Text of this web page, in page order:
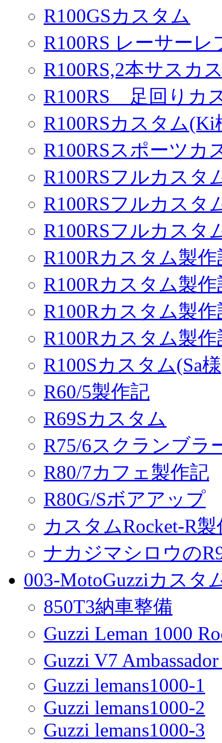
R100GSカスタム
R100RS レーサー
R100RS,2本サスカ
R100RS 足回りカ
R100RSカスタム(Ki
R100RSスポーツカ
R100RSフルカスタ
R100RSフルカスタ
R100RSフルカスタ
R100Rカスタム製作
R100Rカスタム製作
R100Rカスタム製作
R100Rカスタム製
R100Sカスタム(Sa
R60/5製作記
R69Sカスタム
R75/6スクランブラ
R80/7カフェ製作記
R80G/Sボアアップ
カスタムRocket-R
ナカジマシロウの
003-MotoGuzziカスタ
850T3納車整備
Guzzi Leman 1000
Guzzi V7
Guzzi lemans1000-1
Guzzi lemans1000-2
Guzzi lemans1000-3